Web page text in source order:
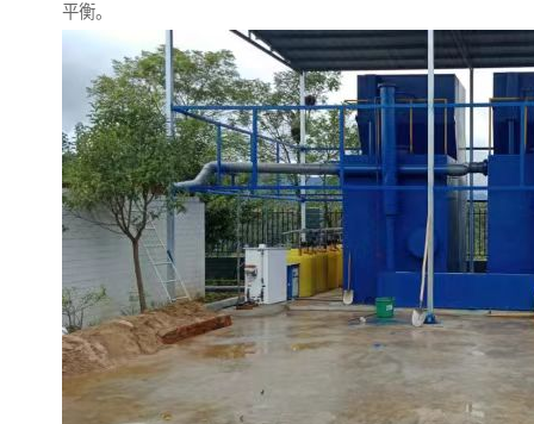
平衡。